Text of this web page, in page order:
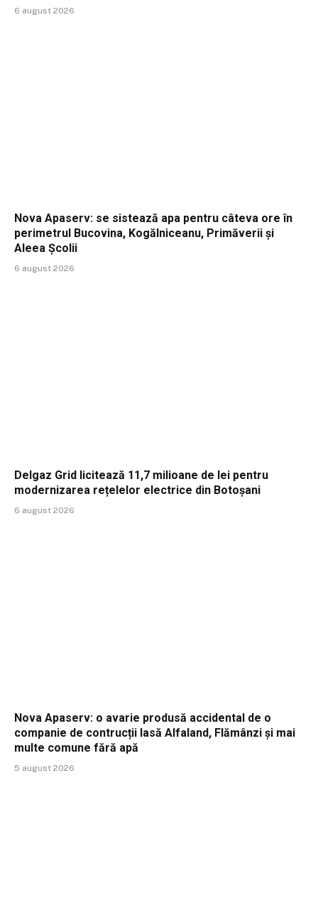
6 august 2026
Nova Apaserv: se sistează apa pentru câteva ore în
perimetrul Bucovina, Kogălniceanu, Primăverii și
Aleea Școlii
6 august 2026
Delgaz Grid licitează 11,7 milioane de lei pentru
modernizarea rețelelor electrice din Botoșani
6 august 2026
Nova Apaserv: o avarie produsă accidental de o
companie de contrucții lasă Alfaland, Flămânzi și mai
multe comune fără apă
5 august 2026